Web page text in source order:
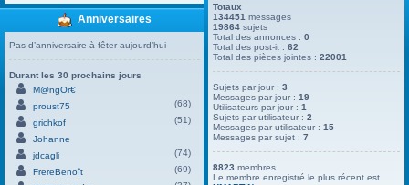
Anniversaires
Pas d’anniversaire à fêter aujourd’hui
Durant les 30 prochains jours
M@ngOr€
proust75
(68)
grichkof
(51)
Johanne
jdcagli
(74)
FrereBenoît
(69)
Totaux
134451 messages
19864 sujets
Total des annonces :0
Total des post-it :62
Total des pièces jointes :22001
Sujets par jour :3
Messages par jour :19
Utilisateurs par jour :1
Sujets par utilisateur :2
Messages par utilisateur :15
Messages par sujet :7
8823 membres
Le membre enregistré le plus récent est